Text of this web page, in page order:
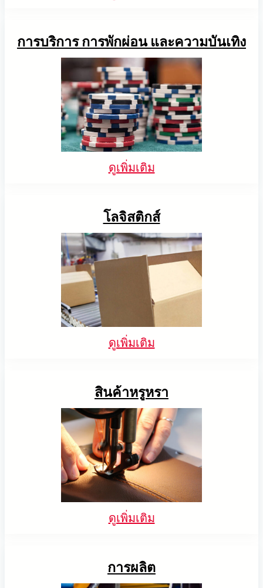
การบริการ การพักผ่อน และความบันเทิง
ดูเพิ่มเติม
โลจิสติกส์
ดูเพิ่มเติม
สินค้าหรูหรา
ดูเพิ่มเติม
การผลิต